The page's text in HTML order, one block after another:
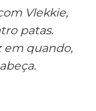
Vlekkie,
patas.
em quando,